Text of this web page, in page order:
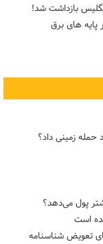
بازداشت شد!
پایه های برق
زمینی داد؟
پول می‌دهد؟
است
تعویض شناسنامه